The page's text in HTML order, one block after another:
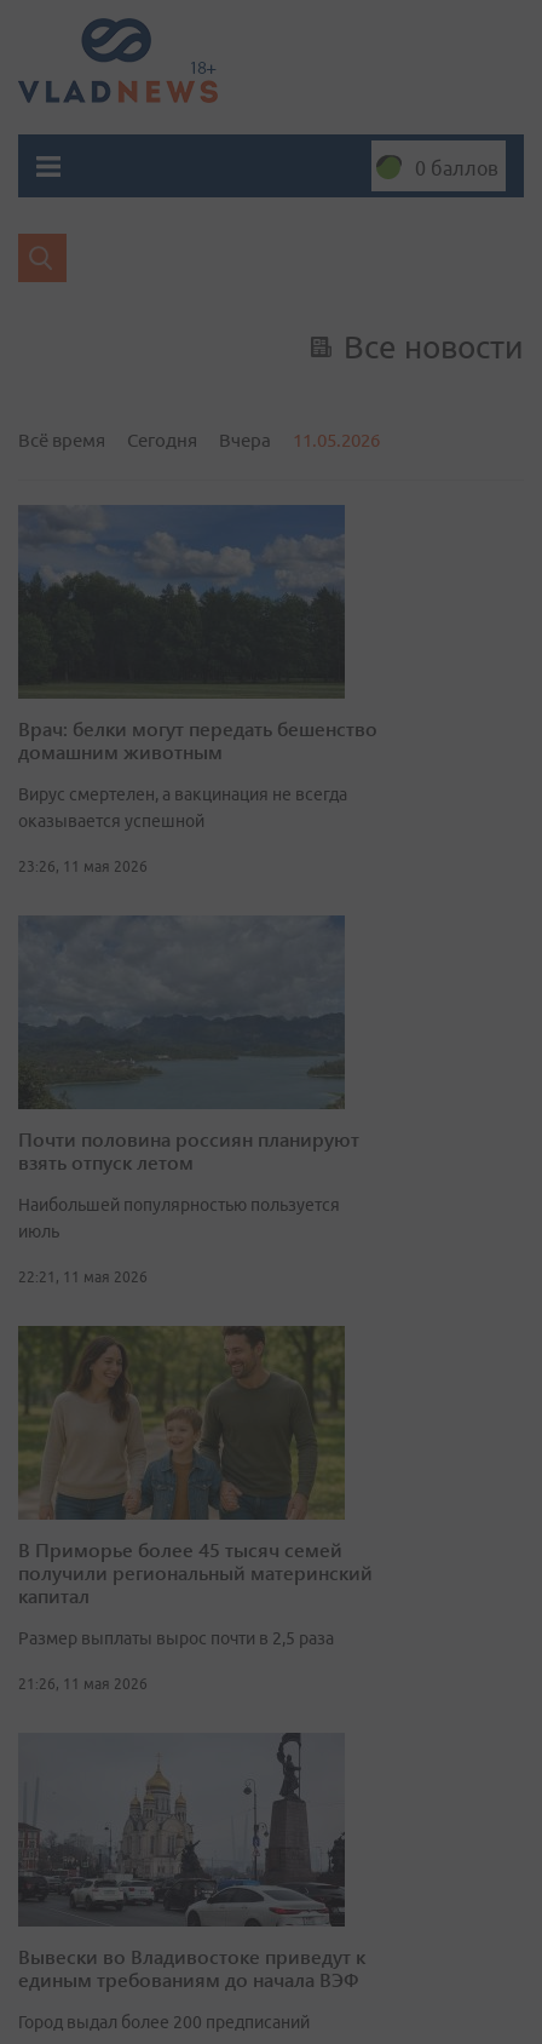
0 баллов
Все новости
Всё время Сегодня Вчера 11.05.2026
Врач: белки могут передать бешенство
домашним животным
Вирус смертелен, а вакцинация не всегда
оказывается успешной
23:26, 11 мая 2026
Почти половина россиян планируют
взять отпуск летом
Наибольшей популярностью пользуется
июль
22:21, 11 мая 2026
В Приморье более 45 тысяч семей
получили региональный материнский
капитал
Размер выплаты вырос почти в 2,5 раза
21:26, 11 мая 2026
Вывески во Владивостоке приведут к
единым требованиям до начала ВЭФ
Город выдал более 200 предписаний